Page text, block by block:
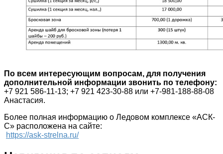
По всем интересующим вопросам, для получения
дополнительной информации звонить по телефону:
+7 921 586-11-13; +7 921 423-30-88 или +7-981-188-88-08
Анастасия.
Более полная информацию о Ледовом комплексе «АСК-
С» расположена на сайте:
https://ask-strelna.ru/